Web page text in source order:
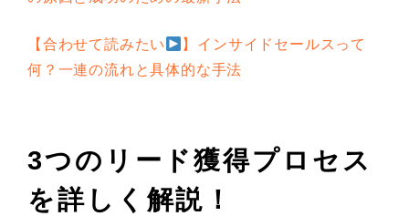
【合わせて読みたい
】インサイドセールスって
何？一連の流れと具体的な手法
3つのリード獲得プロセス
を詳しく解説！